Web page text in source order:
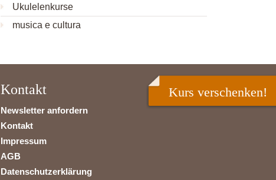
Ukulelenkurse
musica e cultura
Kontakt
Newsletter anfordern
Kontakt
Impressum
AGB
Datenschutzerklärung
Kurs verschenken!